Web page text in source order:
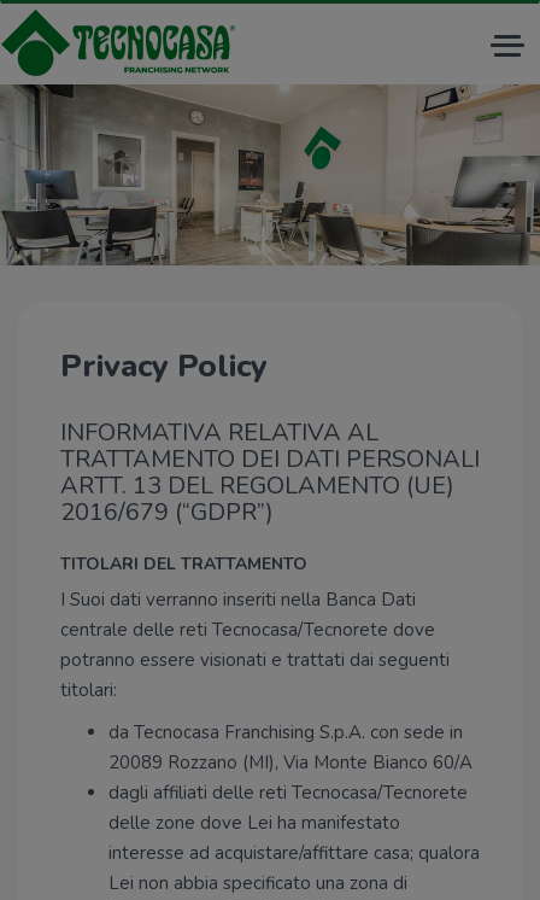
Privacy Policy
INFORMATIVA RELATIVA AL
TRATTAMENTO DEI DATI PERSONALI
ARTT. 13 DEL REGOLAMENTO (UE)
2016/679 (“GDPR”)
TITOLARI DEL TRATTAMENTO
I Suoi dati verranno inseriti nella Banca Dati
centrale delle reti Tecnocasa/Tecnorete dove
potranno essere visionati e trattati dai seguenti
titolari:
da Tecnocasa Franchising S.p.A. con sede in
20089 Rozzano (MI), Via Monte Bianco 60/A
dagli affiliati delle reti Tecnocasa/Tecnorete
delle zone dove Lei ha manifestato
interesse ad acquistare/affittare casa; qualora
Lei non abbia specificato una zona di